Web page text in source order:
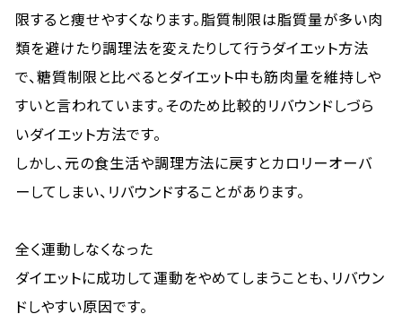
限すると痩せやすくなります。脂質制限は脂質量が多い肉
類を避けたり調理法を変えたりして行うダイエット方法
で、糖質制限と比べるとダイエット中も筋肉量を維持しや
すいと言われています。そのため比較的リバウンドしづら
いダイエット方法です。
しかし、元の食生活や調理方法に戻すとカロリーオーバ
ーしてしまい、リバウンドすることがあります。
全く運動しなくなった
ダイエットに成功して運動をやめてしまうことも、リバウン
ドしやすい原因です。